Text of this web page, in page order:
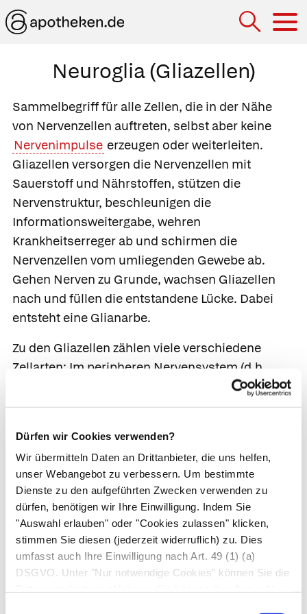
Dürfen wir Cookies verwenden?
Wir übermitteln Daten an Drittanbieter, die uns helfen,
unser Webangebot zu verbessern. Um bestimmte
Dienste zu den aufgeführten Zwecken verwenden zu
dürfen, benötigen wir Ihre Einwilligung. Indem Sie
"Auswahl erlauben" oder "Cookies zulassen" klicken,
stimmen Sie diesen (jederzeit widerruflich) zu. Dies
umfasst auch Ihre Einwilligung nach Art. 49 (1) (a)
DSGVO. Unter "Nur notwendige Cookies" können Sie die
Neuroglia (Gliazellen)
Sammelbegriff für alle Zellen, die in der Nähe
von Nervenzellen auftreten, selbst aber keine
Nervenimpulse erzeugen oder weiterleiten.
Gliazellen versorgen die Nervenzellen mit
Sauerstoff und Nährstoffen, stützen die
Nervenstruktur, beschleunigen die
Informationsweitergabe, wehren
Krankheitserreger ab und schirmen die
Nervenzellen vom umliegenden Gewebe ab.
Gehen Nerven zu Grunde, wachsen Gliazellen
nach und füllen die entstandene Lücke. Dabei
entsteht eine Glianarbe.
Zu den Gliazellen zählen viele verschiedene
Zellarten: Im peripheren Nervensystem (d.h.
außerhalb von Gehirn und Rückenmark)
befinden sich die Schwannzellen und die
Zellen) wickeln sich um die Fortsätze der
Nervenzellen und beschleunigen so die
Informationsweiterleitung. DieMantelzellen
hüllen dieGanglienein, an denen Informationen
vom Gehirn zu den Organen verschaltet werden.
Im zentralen Nervensystem (d.h. in Gehirn und
Rückenmark) ist die Vielfalt deutlich größer: Zu
denMikroglia
zählen die Oligodendrogliazellen
und die Hortega-Zellen. Die